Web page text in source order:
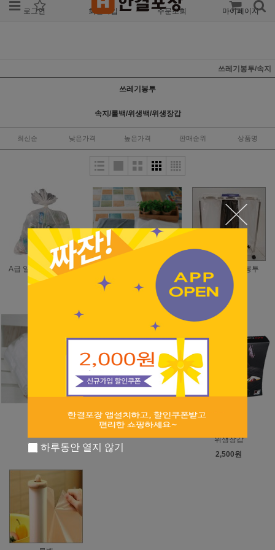
로그인 회원가입 주문조회 마이페이지
쓰레기봉투/속지
쓰레기봉투
속지/롤백/위생백/위생장갑
최신순 낮은가격 높은가격 판매순위 상품명
A급 일자형 쓰레기봉투
4,400원
일반 일자형 쓰레기봉투
배접형 쓰레기봉투
3,500원
위생백
2,700원
위생장갑
2,500원
하루동안 열지 않기